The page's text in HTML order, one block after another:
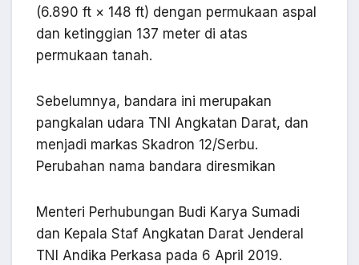
(6.890 ft × 148 ft) dengan permukaan aspal
dan ketinggian 137 meter di atas
permukaan tanah.
Sebelumnya, bandara ini merupakan
pangkalan udara TNI Angkatan Darat, dan
menjadi markas Skadron 12/Serbu.
Perubahan nama bandara diresmikan
Menteri Perhubungan Budi Karya Sumadi
dan Kepala Staf Angkatan Darat Jenderal
TNI Andika Perkasa pada 6 April 2019.